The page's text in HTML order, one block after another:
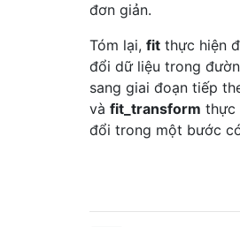
đơn giản.
Tóm lại, fit thực hiện
đổi dữ liệu trong
sang giai đoạn tiếp
và fit_transform thực
đổi trong một bước